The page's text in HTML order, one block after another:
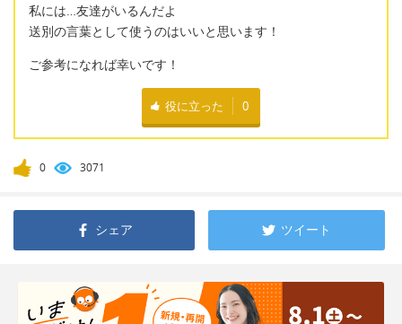
私には…友達がいるんだよ
送別の言葉として使うのはいいと思います！
ご参考になれば幸いです！
役に立った 0
0 3071
シェア ツイート